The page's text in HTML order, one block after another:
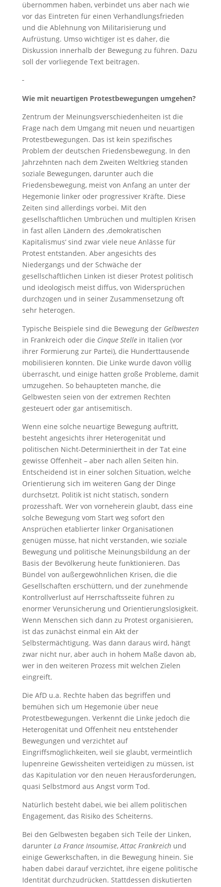
übernommen haben, verbindet uns aber nach wie
vor das Eintreten für einen Verhandlungsfrieden
und die Ablehnung von Militarisierung und
Aufrüstung. Umso wichtiger ist es daher, die
Diskussion innerhalb der Bewegung zu führen. Dazu
soll der vorliegende Text beitragen.
Wie mit neuartigen Protestbewegungen umgehen?
Zentrum der Meinungsverschiedenheiten ist die
Frage nach dem Umgang mit neuen und neuartigen
Protestbewegungen. Das ist kein spezifisches
Problem der deutschen Friedensbewegung. In den
Jahrzehnten nach dem Zweiten Weltkrieg standen
soziale Bewegungen, darunter auch die
Friedensbewegung, meist von Anfang an unter der
Hegemonie linker oder progressiver Kräfte. Diese
Zeiten sind allerdings vorbei. Mit den
gesellschaftlichen Umbrüchen und multiplen Krisen
in fast allen Ländern des ‚demokratischen
Kapitalismus‘ sind zwar viele neue Anlässe für
Protest entstanden. Aber angesichts des
Niedergangs und der Schwäche der
gesellschaftlichen Linken ist dieser Protest politisch
und ideologisch meist diffus, von Widersprüchen
durchzogen und in seiner Zusammensetzung oft
sehr heterogen.
Typische Beispiele sind die Bewegung der Gelbwesten
in Frankreich oder die Cinque Stellein Italien (vor
ihrer Formierung zur Partei), die Hunderttausende
mobilisieren konnten. Die Linke wurde davon völlig
überrascht, und einige hatten große Probleme, damit
umzugehen. So behaupteten manche, die
Gelbwesten seien von der extremen Rechten
gesteuert oder gar antisemitisch.
Wenn eine solche neuartige Bewegung auftritt,
besteht angesichts ihrer Heterogenität und
politischen Nicht-Determiniertheit in der Tat eine
gewisse Offenheit – aber nach allen Seiten hin.
Entscheidend ist in einer solchen Situation, welche
Orientierung sich im weiteren Gang der Dinge
durchsetzt. Politik ist nicht statisch, sondern
prozesshaft. Wer von vorneherein glaubt, dass eine
solche Bewegung vom Start weg sofort den
Ansprüchen etablierter linker Organisationen
genügen müsse, hat nicht verstanden, wie soziale
Bewegung und politische Meinungsbildung an der
Basis der Bevölkerung heute funktionieren. Das
Bündel von außergewöhnlichen Krisen, die die
Gesellschaften erschüttern, und der zunehmende
Kontrollverlust auf Herrschaftsseite führen zu
enormer Verunsicherung und Orientierungslosigkeit.
Wenn Menschen sich dann zu Protest organisieren,
ist das zunächst einmal ein Akt der
Selbstermächtigung. Was dann daraus wird, hängt
zwar nicht nur, aber auch in hohem Maße davon ab,
wer in den weiteren Prozess mit welchen Zielen
eingreift.
Die AfD u.a. Rechte haben das begriffen und
bemühen sich um Hegemonie über neue
Protestbewegungen. Verkennt die Linke jedoch die
Heterogenität und Offenheit neu entstehender
Bewegungen und verzichtet auf
Eingriffsmöglichkeiten, weil sie glaubt, vermeintlich
lupenreine Gewissheiten verteidigen zu müssen, ist
das Kapitulation vor den neuen Herausforderungen,
quasi Selbstmord aus Angst vorm Tod.
Natürlich besteht dabei, wie bei allem politischen
Engagement, das Risiko des Scheiterns.
Bei den Gelbwesten begaben sich Teile der Linken,
darunter La France Insoumise,Attac Frankreichund
einige Gewerkschaften, in die Bewegung hinein. Sie
haben dabei darauf verzichtet, ihre eigene politische
Identität durchzudrücken. Stattdessen diskutierten